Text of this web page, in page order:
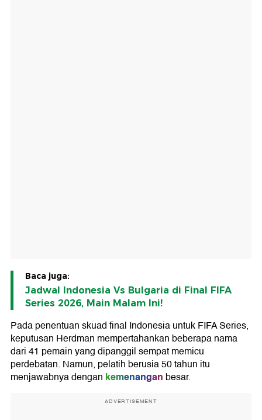
Baca juga:
Jadwal Indonesia Vs Bulgaria di Final FIFA
Series 2026, Main Malam Ini!
Pada penentuan skuad final Indonesia untuk FIFA Series,
keputusan Herdman mempertahankan beberapa nama
dari 41 pemain yang dipanggil sempat memicu
perdebatan. Namun, pelatih berusia 50 tahun itu
menjawabnya dengan kemenangan besar.
ADVERTISEMENT